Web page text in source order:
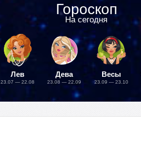
Гороскоп
На сегодня
Лев
23.07 — 22.08
Дева
23.08 — 22.09
Весы
23.09 — 23.10